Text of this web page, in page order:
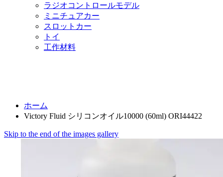
ラジオコントロールモデル
ミニチュアカー
スロットカー
トイ
工作材料
ホーム
Victory Fluid シリコンオイル10000 (60ml) ORI44422
Skip to the end of the images gallery